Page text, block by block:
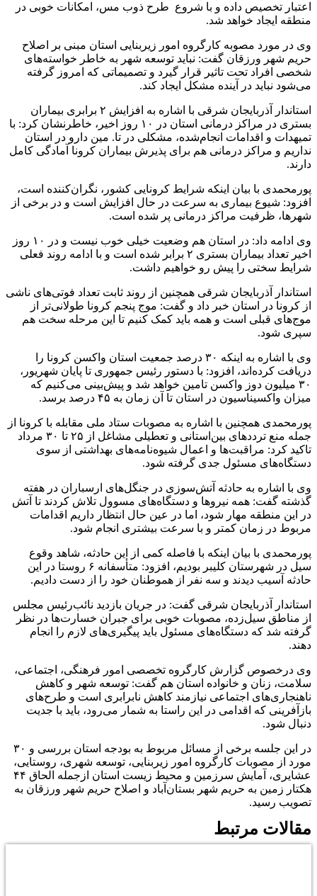
اعتبار تخصیص داده و با شروع طرح ذوب مس، امکانات خوبی در
منطقه ایجاد خواهد شد.
وی در مورد مصوبه کارگروه امور زیربنایی استان مبنی بر اصلاح
حریم شهر ورزقان گفت: نباید توسعه شهر به خاطر خواسته‌های
شخصی افراد تحت تاثیر قرار گیرد و تصمیماتی که امروز گرفته
می‌شود نباید در آینده مشکل ایجاد کند.
استاندار آذربایجان شرقی با اشاره به افزایش ۲ برابری بیماران
بستری در مراکز درمانی استان در ۱۰ روز اخیر، خاطرنشان کرد: با
تمیهدات و اقدامات انجام‌شده، مشکلی در تا. مین دارو در استان
نداریم و مراکز درمانی هم برای پذیرش بیماران کرونا آمادگی کامل
دارند.
پورمحمدی با بیان اینکه شرایط کرونایی کشور، نگران‌کننده است،
افزود: شیوع بیماری به سرعت در حال افزایش است و در برخی از
شهرها، ظرفیت مراکز درمانی پر شده است.
وی ادامه داد: در استان هم وضعیت خیلی خوب نیست و در ۱۰ روز
اخیر تعداد بیماران بستری ۲ برابر شده است و با ادامه روند فعلی
شرایط سختی را پیش رو خواهیم داشت.
استاندار آذربایجان شرقی همچنین از روند ثابت تعداد فوتی‌های ناشی
از کرونا در استان خبر داد و گفت: موج پنجم کرونا طولانی‌تر از
موج‌های قبلی است و همه باید کمک کنیم تا این مرحله سخت هم
سپری شود.
وی با اشاره به اینکه ۳۰ درصد جمعیت استان واکسن کرونا را
دریافت کرده‌اند، افزود: با دستور رئیس جمهوری تا پایان شهریور،
۳۰ میلیون دوز واکسن تامین خواهد شد و پیش‌بینی می‌کنیم که
میزان واکسیناسیون در استان تا آن زمان به ۴۵ درصد برسد.
پورمحمدی همچنین با اشاره به مصوبات ستاد ملی مقابله با کرونا از
جمله منع ترددهای بین‌استانی و تعطیلی مشاغل از ۲۵ تا ۳۰ مرداد
تاکید کرد: مراقبت‌ها و اعمال شیوه‌نامه‌های بهداشتی از سوی
دستگاه‌های مسئول جدی گرفته شود.
وی با اشاره به حادثه آتش‌سوزی در جنگل‌های ارسباران در هفته
گذشته گفت: همه نیروها و دستگاه‌های مسوول تلاش کردند تا آتش
در این منطقه مهار شود، اما در عین حال انتظار داریم اقدامات
مربوط در زمان کمتر و با سرعت بیشتری انجام شود.
پورمحمدی با بیان اینکه با فاصله کمی از این حادثه، شاهد وقوع
سیل در شهرستان کلیبر بودیم، افزود: متأسفانه ۶ روستا در این
حادثه آسیب دیدند و سه نفر از هموطنان خود را از دست دادیم.
استاندار آذربایجان شرقی گفت: در جریان بازدید نائب‌رئیس مجلس
از مناطق سیل‌زده، مصوبات خوبی برای جبران خسارت‌ها در نظر
گرفته شد که دستگاه‌های مسئول باید پیگیری‌های لازم را انجام
دهند.
وی درخصوص گزارش کارگروه تخصصی امور فرهنگی، اجتماعی،
سلامت، زنان و خانواده استان هم گفت: توسعه شهر و کاهش
ناهنجاری‌های اجتماعی نیازمند کاهش نابرابری است و طرح‌های
بازآفرینی که اقدامی در این راستا به شمار می‌رود، باید با جدیت
دنبال شود.
در این جلسه برخی از مسائل مربوط به بودجه استان بررسی و ۳۰
مورد از مصوبات کارگروه امور زیربنایی، توسعه شهری، روستایی،
عشایری، آمایش سرزمین و محیط زیست استان ازجمله الحاق ۴۴
هکتار زمین به حریم شهر بستان‌آباد و اصلاح حریم شهر ورزقان به
تصویب رسید.
مقالات مرتبط